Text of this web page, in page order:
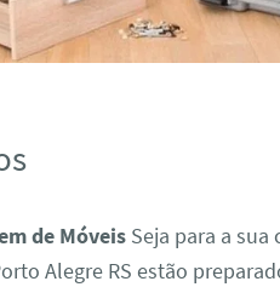
de MóveisSeja para a sua
Alegre RS estão